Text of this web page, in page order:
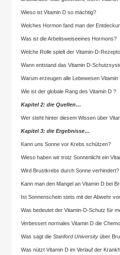
Wieso ist Vitamin D so mächtig?
Welches Hormon fand man der
Was ist die Arbeitsweiseeines Hormons?
Welche Rolle spielt der Vitamin-D-
Wann entstand das Vitamin D-
Warum erzeugen alle Lebewesen Vitamin
Wie ist der globale Rang des Vitamin D ?
Kapitel 2: die Quellen…
Wer steht hinter diesem Wissen über
Kapitel 3: die Ergebnisse…
Kann uns Sonne vor Krebs schützen?
Wieso haben wir trotz Sonnenlicht ein
Wird Brustkrebs durch Sonne verhindert?
Kann man den Mangel an Vitamin D bei
Ist Sonnenschein stets mit der Abwehr
Was bedeutet der Vitamin-D-Schutz für
Verbessert normales Vitamin D die
Was sagt die Stanford University über
Was nützt Vitamin D im Verlauf der